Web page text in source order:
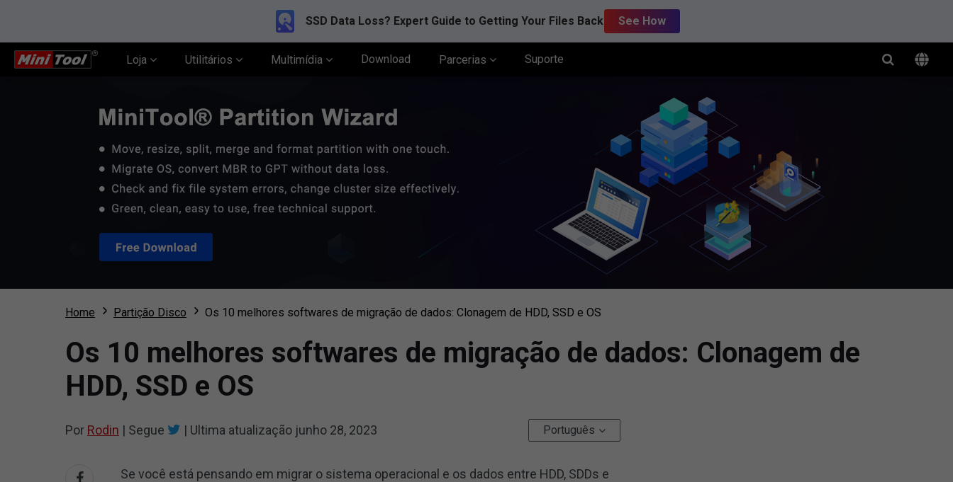
SSD Data Loss? Expert Guide to Getting Your Files Back See How
Loja Utilitários Multimídia Download Parcerias Suporte
Home Partição Disco Os 10 melhores softwares de migração de dados: Clonagem de HDD, SSD e OS
Os 10 melhores softwares de migração de dados: Clonagem de
HDD, SSD e OS
Por Rodin | Segue | Ultima atualização junho 28, 2023 Português
Se você está pensando em migrar o sistema operacional e os dados entre HDD, SDDs e